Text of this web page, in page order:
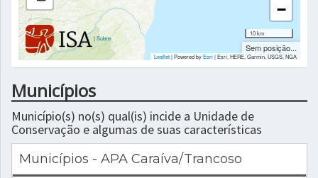
|Sobre
−
10 km
Sem posição...
Leaflet| Powered byEsri|Esri, HERE, Garmin, USGS, NGA
Municípios
Município(s) no(s) qual(is) incide a Unidade de
Conservação e algumas de suas características
Municípios - APA Caraíva/Trancoso